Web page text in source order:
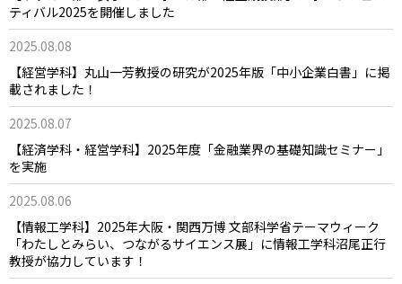
ティバル2025を開催しました
2025.08.08
【経営学科】丸山一芳教授の研究が2025年版「中小企業白書」に掲
載されました！
2025.08.07
【経済学科・経営学科】2025年度「金融業界の基礎知識セミナー」
を実施
2025.08.06
【情報工学科】2025年大阪・関西万博 文部科学省テーマウィーク
「わたしとみらい、つながるサイエンス展」に情報工学科沼尾正行
教授が協力しています！